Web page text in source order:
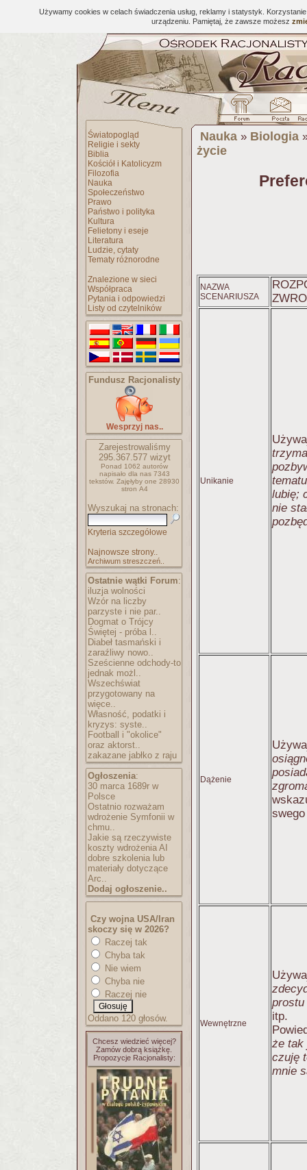
Używamy cookies w celach świadczenia usług, reklamy i statystyk.
urządzeniu. Pamiętaj, że zawsze możesz
Światopogląd
Religie i sekty
Biblia
Kościół i Katolicyzm
Filozofia
Nauka
Społeczeństwo
Prawo
Państwo i polityka
Kultura
Felietony i eseje
Literatura
Ludzie, cytaty
Tematy różnorodne
Znalezione w sieci
Współpraca
Pytania i odpowiedzi
Listy od czytelników
Fundusz Racjonalisty
Wesprzyj nas..
Zarejestrowaliśmy
295.367.577wizyt
Ponad 1062 autorów
napisało dla nas 7343
tekstów. Zajęłyby one 28930
stron A4
Wyszukaj na stronach:
Kryteria szczegółowe
Najnowsze strony..
Archiwum streszczeń..
Ostatnie wątki Forum:
iluzja wolności
Wzór na liczby
parzyste i nie par..
Dogmat o Trójcy
Świętej - próba l..
Diabeł tasmański i
zaraźliwy nowo..
Sześcienne odchody-to
jednak możl..
Wszechświat
przygotowany na
więce..
Własność, podatki i
kryzys: syste..
Football i "okolice"
oraz aktorst..
zakazane jabłko z raju
Ogłoszenia:
30 marca 1689r w
Polsce
Ostatnio rozważam
wdrożenie Symfonii w
chmu..
Jakie są rzeczywiste
koszty wdrożenia AI
dobre szkolenia lub
materiały dotyczące
Arc..
Dodaj ogłoszenie..
Czy wojna USA/Iran
skoczy się w 2026?
Raczej tak
Chyba tak
Nie wiem
Chyba nie
Raczej nie
Oddano 120 głosów.
Chcesz wiedzieć więcej?
Zamów dobrą książkę.
Propozycje Racjonalisty:
Nauka » Biologia
życie
NAZWA
SCENARIUSZA
Unikanie
lubię;
nie
Dążenie
Wewnętrzne
itp.
że tak
czuję
mnie